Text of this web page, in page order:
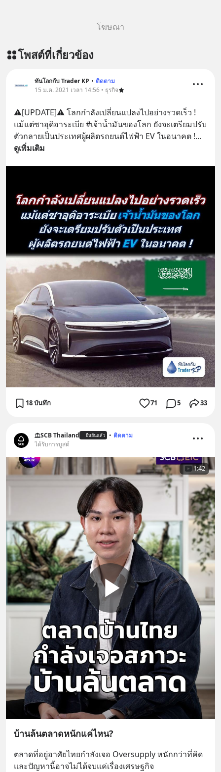
โฆษณา
โพสต์ที่เกี่ยวข้อง
ทันโลกกับ Trader KP • ติดตาม
15 ม.ค. 2021 เวลา 14:56 • ธุรกิจ
⚠️[UPDATE]⚠️ โลกกำลังเปลี่ยนแปลงไปอย่างรวดเร็ว !
แม้แต่ซาอุดิอาระเบีย #เจ้าน้ำมันของโลก ยังจะเตรียมปรับ
ตัวกลายเป็นประเทศผู้ผลิตรถยนต์ไฟฟ้า EV ในอนาคต !...
ดูเพิ่มเติม
18 บันทึก 71 5 33
SCB Thailand ยืนยันแล้ว • ติดตาม
ได้รับการบูสต์
1:42
บ้านล้นตลาดหนักแค่ไหน?
ตลาดที่อยู่อาศัยไทยกำลังเจอ Oversupply หนักกว่าที่คิด
และปัญหานี้อาจไม่ได้จบแค่เรื่องเศรษฐกิจ